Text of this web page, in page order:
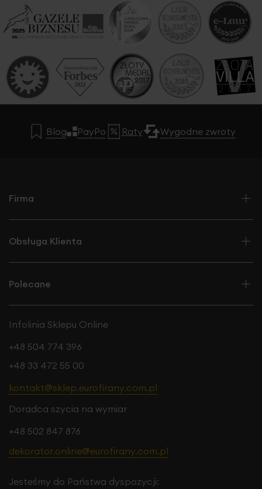
Blog PayPo Raty Wygodne zwroty
Firma
Obsługa Klienta
Polecane
Infolinia Sklepu Online
+48 504 774 396
+48 33 472 55 00
kontakt@sklep.eurofirany.com.pl
Doradca szycia na wymiar
+48 502 847 876
dekorator.online@eurofirany.com.pl
Jesteśmy do Państwa dyspozycji: